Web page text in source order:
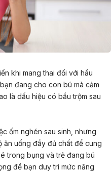
khi mang thai đối với hầu
đang cho con bú mà cảm
là dấu hiệu có bầu trộm sau
ốm nghén sau sinh, nhưng
uống đầy đủ chất để cung
trong bụng và trẻ đang bú
để bạn duy trì mức năng